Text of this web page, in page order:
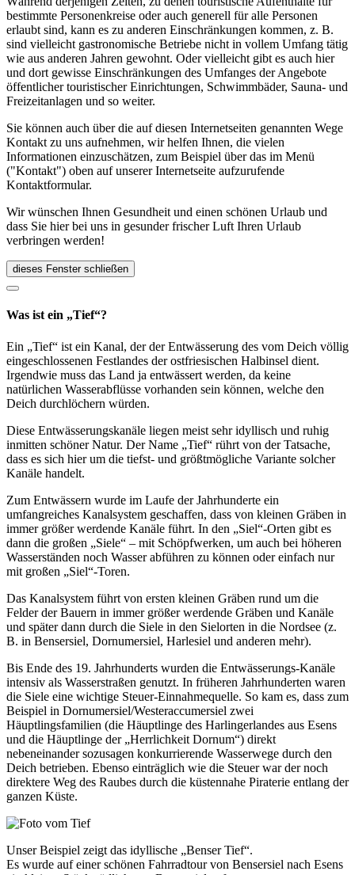
bestimmte Personenkreise oder auch generell für alle Personen
erlaubt sind, kann es zu anderen Einschränkungen kommen, z. B.
sind vielleicht gastronomische Betriebe nicht in vollem Umfang tätig
wie aus anderen Jahren gewohnt. Oder vielleicht gibt es auch hier
und dort gewisse Einschränkungen des Umfanges der Angebote
öffentlicher touristischer Einrichtungen, Schwimmbäder, Sauna- und
Freizeitanlagen und so weiter.
Sie können auch über die auf diesen Internetseiten genannten Wege
Kontakt zu uns aufnehmen, wir helfen Ihnen, die vielen
Informationen einzuschätzen, zum Beispiel über das im Menü
("Kontakt") oben auf unserer Internetseite aufzurufende
Kontaktformular.
Wir wünschen Ihnen Gesundheit und einen schönen Urlaub und
dass Sie hier bei uns in gesunder frischer Luft Ihren Urlaub
verbringen werden!
dieses Fenster schließen
Was ist ein „Tief“?
Ein „Tief“ ist ein Kanal, der der Entwässerung des vom Deich völlig
eingeschlossenen Festlandes der ostfriesischen Halbinsel dient.
Irgendwie muss das Land ja entwässert werden, da keine
natürlichen Wasserabflüsse vorhanden sein können, welche den
Deich durchlöchern würden.
Diese Entwässerungskanäle liegen meist sehr idyllisch und ruhig
inmitten schöner Natur. Der Name „Tief“ rührt von der Tatsache,
dass es sich hier um die tiefst- und größtmögliche Variante solcher
Kanäle handelt.
Zum Entwässern wurde im Laufe der Jahrhunderte ein
umfangreiches Kanalsystem geschaffen, dass von kleinen Gräben in
immer größer werdende Kanäle führt. In den „Siel“-Orten gibt es
dann die großen „Siele“ – mit Schöpfwerken, um auch bei höheren
Wasserständen noch Wasser abführen zu können oder einfach nur
mit großen „Siel“-Toren.
Das Kanalsystem führt von ersten kleinen Gräben rund um die
Felder der Bauern in immer größer werdende Gräben und Kanäle
und später dann durch die Siele in den Sielorten in die Nordsee (z.
B. in Bensersiel, Dornumersiel, Harlesiel und anderen mehr).
Bis Ende des 19. Jahrhunderts wurden die Entwässerungs-Kanäle
intensiv als Wasserstraßen genutzt. In früheren Jahrhunderten waren
die Siele eine wichtige Steuer-Einnahmequelle. So kam es, dass zum
Beispiel in Dornumersiel/Westeraccumersiel zwei
Häuptlingsfamilien (die Häuptlinge des Harlingerlandes aus Esens
und die Häuptlinge der „Herrlichkeit Dornum“) direkt
nebeneinander sozusagen konkurrierende Wasserwege durch den
Deich betrieben. Ebenso einträglich wie die Steuer war der noch
direktere Weg des Raubes durch die küstennahe Piraterie entlang der
ganzen Küste.
Unser Beispiel zeigt das idyllische „Benser Tief“.
Es wurde auf einer schönen Fahrradtour von Bensersiel nach Esens